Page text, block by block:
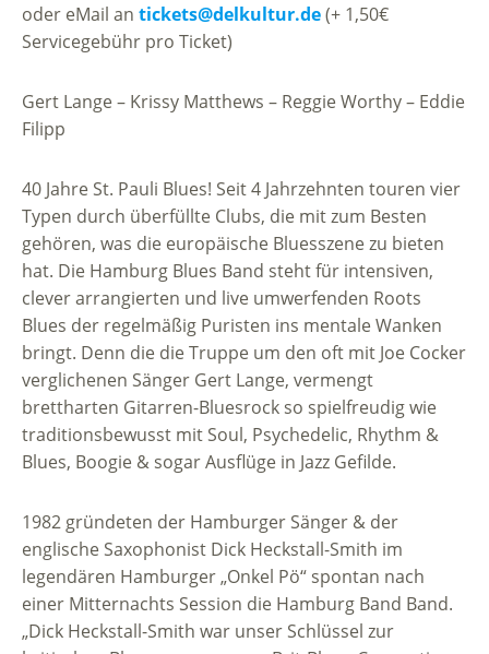
oder eMail an tickets@delkultur.de(+ 1,50€
Servicegebühr pro Ticket)
Gert Lange – Krissy Matthews – Reggie Worthy – Eddie
Filipp
40 Jahre St. Pauli Blues! Seit 4 Jahrzehnten touren vier
Typen durch überfüllte Clubs, die mit zum Besten
gehören, was die europäische Bluesszene zu bieten
hat. Die Hamburg Blues Band steht für intensiven,
clever arrangierten und live umwerfenden Roots
Blues der regelmäßig Puristen ins mentale Wanken
bringt. Denn die die Truppe um den oft mit Joe Cocker
verglichenen Sänger Gert Lange, vermengt
brettharten Gitarren-Bluesrock so spielfreudig wie
traditionsbewusst mit Soul, Psychedelic, Rhythm &
Blues, Boogie & sogar Ausflüge in Jazz Gefilde.
1982 gründeten der Hamburger Sänger & der
englische Saxophonist Dick Heckstall-Smith im
legendären Hamburger „Onkel Pö“ spontan nach
einer Mitternachts Session die Hamburg Band Band.
„Dick Heckstall-Smith war unser Schlüssel zur